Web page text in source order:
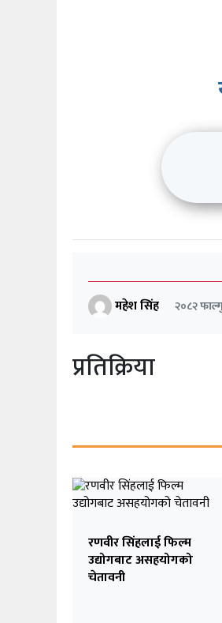
महेश सिंह २०८२
प्रतिक्रिया
रणवीर सिंहलाई फिल्म
उद्योगबाट असहयोगको
चेतावनी